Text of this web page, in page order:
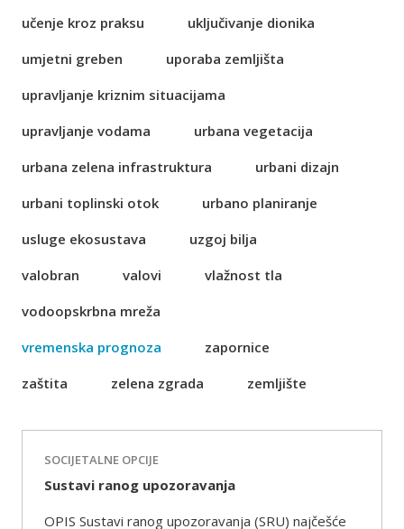
učenje kroz praksu
uključivanje dionika
umjetni greben
uporaba zemljišta
upravljanje kriznim situacijama
upravljanje vodama
urbana vegetacija
urbana zelena infrastruktura
urbani dizajn
urbani toplinski otok
urbano planiranje
usluge ekosustava
uzgoj bilja
valobran
valovi
vlažnost tla
vodoopskrbna mreža
vremenska prognoza
zapornice
zaštita
zelena zgrada zemljište
SOCIJETALNE OPCIJE
Sustavi ranog upozoravanja
OPIS Sustavi ranog upozoravanja (SRU) najčešće